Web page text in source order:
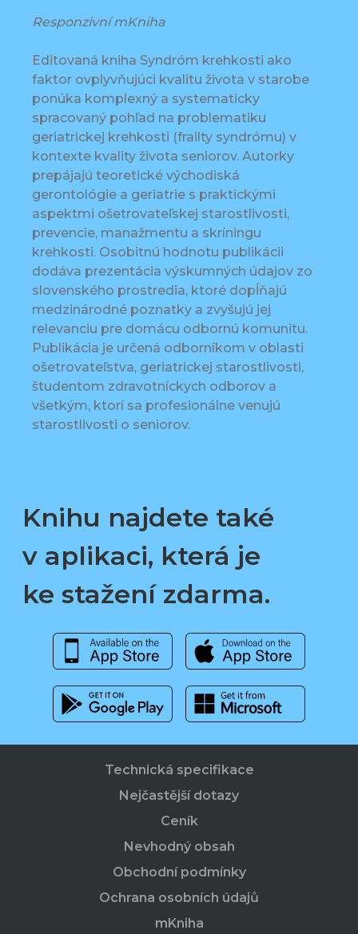
Responzivní mKniha
Editovaná kniha Syndróm krehkosti ako
faktor ovplyvňujúci kvalitu života v starobe
ponúka komplexný a systematicky
spracovaný pohľad na problematiku
geriatrickej krehkosti (frailty syndrómu) v
kontexte kvality života seniorov. Autorky
prepájajú teoretické východiská
gerontológie a geriatrie s praktickými
aspektmi ošetrovateľskej starostlivosti,
prevencie, manažmentu a skríningu
krehkosti. Osobitnú hodnotu publikácii
dodáva prezentácia výskumných údajov zo
slovenského prostredia, ktoré dopĺňajú
medzinárodné poznatky a zvyšujú jej
relevanciu pre domácu odbornú komunitu.
Publikácia je určená odborníkom v oblasti
ošetrovateľstva, geriatrickej starostlivosti,
študentom zdravotníckych odborov a
všetkým, ktorí sa profesionálne venujú
starostlivosti o seniorov.
Knihu najdete také
v aplikaci, která je
ke stažení zdarma.
Technická specifikace
Nejčastější dotazy
Ceník
Nevhodný obsah
Obchodní podmínky
Ochrana osobních údajů
mKniha